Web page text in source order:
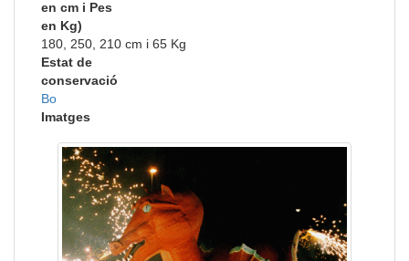
en cm i Pes
en Kg)
180, 250, 210 cm i 65 Kg
Estat de
conservació
Bo
Imatges